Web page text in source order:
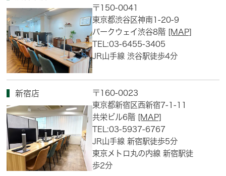
〒150-0041
東京都渋谷区神南1-20-9
パークウェイ渋谷8階 [MAP]
TEL:03-6455-3405
JR山手線 渋谷駅徒歩4分
新宿店
〒160-0023
東京都新宿区西新宿7-1-11
共栄ビル6階 [MAP]
TEL:03-5937-6767
JR山手線 新宿駅徒歩5分
東京メトロ丸の内線 新宿駅徒
歩2分